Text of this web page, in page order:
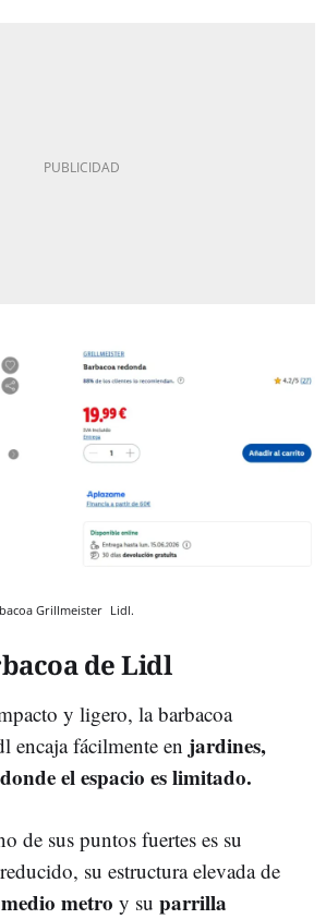
Grillmeister Lidl.
de Lidl
y ligero, la barbacoa
encaja fácilmente en jardines,
el espacio es limitado.
de sus puntos fuertes es su
su estructura elevada de
medio metro y su parrilla